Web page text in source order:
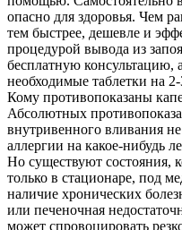
опасно для здоровья. Чем
тем быстрее, дешевле и
процедурой вывода из
бесплатную консультацию,
необходимые таблетки на
Кому противопоказаны
Абсолютных
внутривенного вливания
аллергии на какое-нибудь
Но существуют состояния,
только в стационаре, под
наличие хронических
или печеночная
может спровоцировать